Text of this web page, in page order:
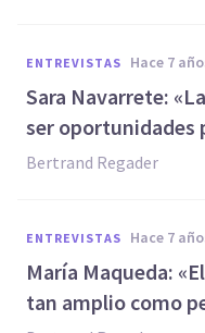
ENTREVISTAS hace 7
Sara Navarrete:
ser oportunidades
Bertrand Regader
ENTREVISTAS hace 7
María Maqueda:
tan amplio como